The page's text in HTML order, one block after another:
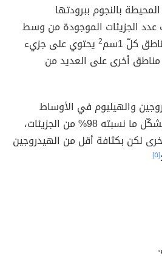
بالنجوم ببرودتها
الجزيئات الموجودة من وسط
كلّ 1سم
2 يحتوي على جزيء
أخرى على العديد من
والهيليوم في الأوساط
النجمية بشكل كبير، إذ تُشكّل ما نسبته 98% من الجزيئات،
لكن بكثافة أقل من الهيدروجين
[٥]